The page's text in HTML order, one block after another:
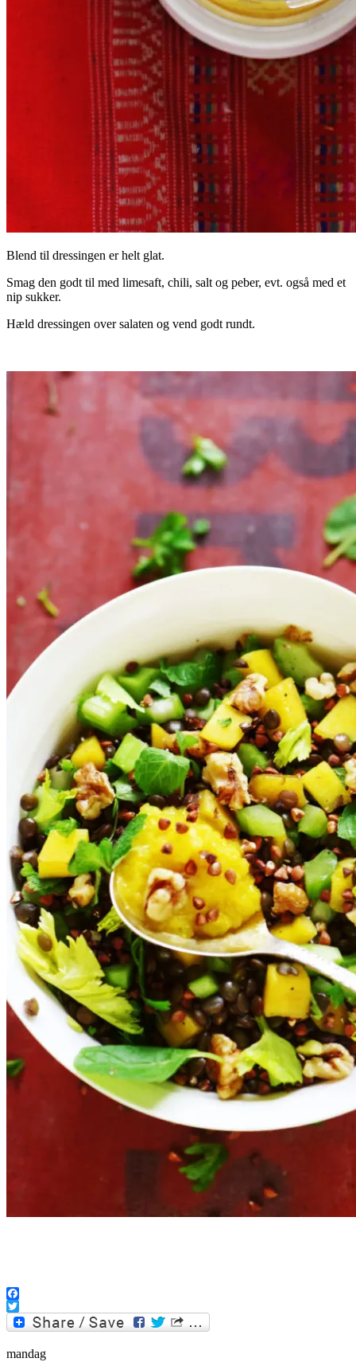
Blend til dressingen er helt glat.
Smag den godt til med limesaft, chili, salt og peber, evt. også med et
nip sukker.
Hæld dressingen over salaten og vend godt rundt.
Facebook
Twitter
mandag